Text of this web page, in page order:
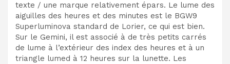
texte / une marque relativement épars. Le lume des
aiguilles des heures et des minutes est le BGW9
Superluminova standard de Lorier, ce qui est bien.
Sur le Gemini, il est associé à de très petits carrés
de lume à l’extérieur des index des heures et à un
triangle lumed à 12 heures sur la lunette. Les